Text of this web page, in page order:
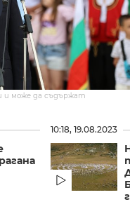
може да съдържат
10:18, 19.08.2023